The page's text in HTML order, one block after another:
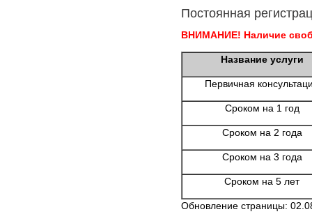
Постоянная
ВНИМАНИЕ! Наличие
Название услуги
Первичная
Сроком на 1 год
Сроком на 2 года
Сроком на 3 года
Сроком на 5 лет
Обновление страницы: